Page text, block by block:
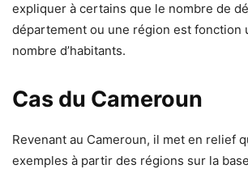
expliquer à certains que le nombre de
département ou une région est fonction
nombre d’habitants.
Cas du Cameroun
Revenant au Cameroun, il met en relief
exemples à partir des régions sur la